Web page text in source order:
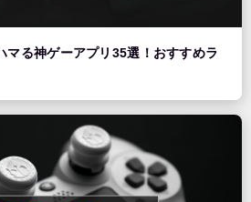
マる神ゲーアプリ35選！おすすめラ